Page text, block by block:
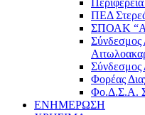
ΠΕΔ
ΣΠΟΑΚ
Σύνδεσμος
Σύνδεσμος
Φορέας
Φο.Δ.Σ.Α.
ΕΝΗΜΕΡΩΣΗ